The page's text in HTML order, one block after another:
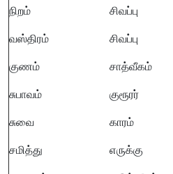
நிறம் சிவப்பு
வஸ்திரம் சிவப்பு
குணம் சாத்வீகம்
சுபாவம் குரூரர்
சுவை காரம்
சமித்து எருக்கு